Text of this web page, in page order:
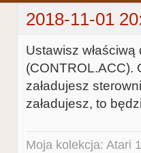
2018-11-01
Ustawisz
(CONTROL.ACC).
załadujesz
załadujesz, to
Moja kolekcja: Atari